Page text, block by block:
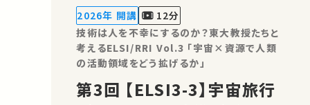
の目的は、工学が関わる様々な分野にお
ける技術とその社会的影響について、
我々…
2026年 開講
12分
技術は人を不幸にするのか？東大教授たちと
考えるELSI/RRI Vol.3 「宇宙×資源で人類
の活動領域をどう拡げるか」
第3回 【ELSI3-3】宇宙旅行